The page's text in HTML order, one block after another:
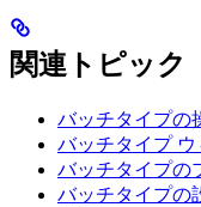
関連トピック
バッチタイプの
バッチタイプ ウ
バッチタイプの
バッチタイプの